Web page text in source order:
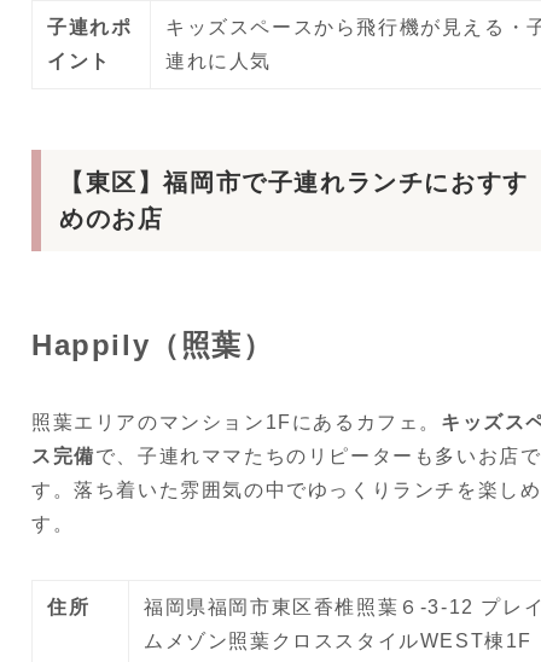
子連れポ
イント
キッズスペースから飛行機が見える・
連れに人気
【東区】福岡市で子連れランチにおすす
めのお店
Happily（照葉）
照葉エリアのマンション1Fにあるカフェ。 キッズス
ス完備で、子連れママたちのリピーターも多いお店で
す。落ち着いた雰囲気の中でゆっくりランチを楽し
す。
住所
福岡県福岡市東区香椎照葉６-3-12 プレ
ムメゾン照葉クロススタイルWEST棟1F